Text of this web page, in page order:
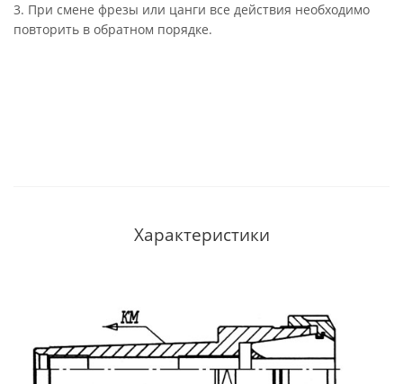
3. При смене фрезы или цанги все действия необходимо
повторить в обратном порядке.
Характеристики